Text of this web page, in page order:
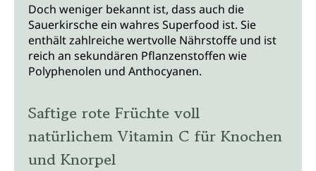
Doch weniger bekannt ist, dass auch die
Sauerkirsche ein wahres Superfood ist. Sie
enthält zahlreiche wertvolle Nährstoffe und ist
reich an sekundären Pflanzenstoffen wie
Polyphenolen und Anthocyanen.
Saftige rote Früchte voll
natürlichem Vitamin C für Knochen
und Knorpel